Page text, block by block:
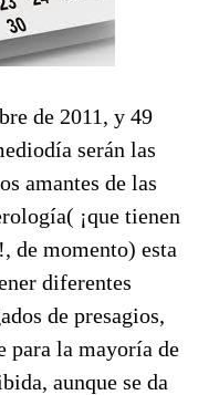
de 2011, y 49
serán las
amantes de las
¡que tienen
de momento) esta
diferentes
de presagios,
para la mayoría de
aunque se da